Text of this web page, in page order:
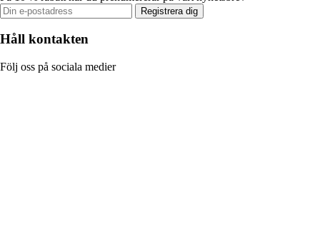
Registrera dig
Håll kontakten
Följ oss på sociala medier